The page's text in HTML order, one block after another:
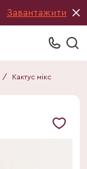
Завантажити
/ Кактус мікс